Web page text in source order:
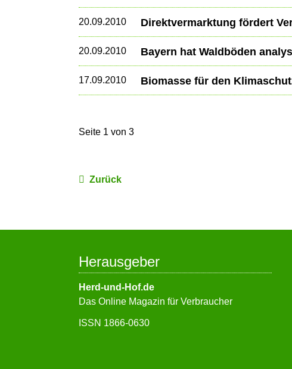
20.09.2010 Direktvermarktung fördert
20.09.2010 Bayern hat Waldböden
17.09.2010 Biomasse für den
Seite 1 von 3
Zurück
Herausgeber
Herd-und-Hof.de
Das Online Magazin für Verbraucher
ISSN 1866-0630